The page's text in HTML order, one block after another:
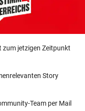
zum jetzigen Zeitpunkt
Story
Team per Mail